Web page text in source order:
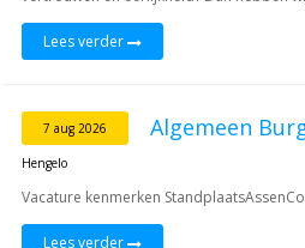
Lees verder
7 aug 2026 Algemeen
Hengelo
Vacature kenmerken
Lees verder